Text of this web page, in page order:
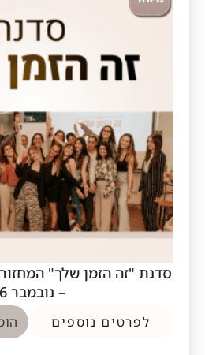
סדנת "זה הזמן שלך"
– נובמבר 26
לפרטים נוספים